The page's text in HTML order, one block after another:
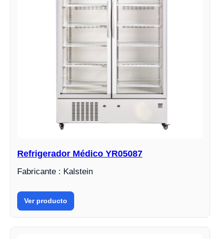
Refrigerador Médico YR05087
Fabricante : Kalstein
Ver producto